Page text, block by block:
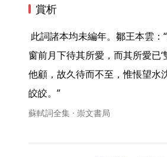
賞析
窗前月下待其所愛，而其所愛已‘
他顧，故久待而不至，惟悵望水
皎皎。”
蘇軾詞全集 · 崇文書局